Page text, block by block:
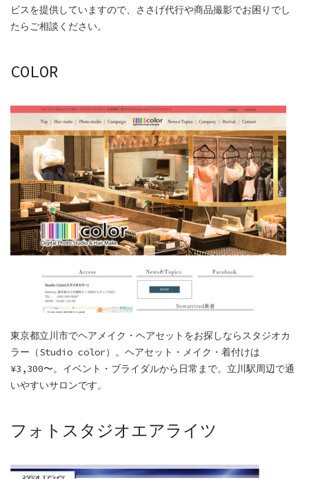
ビスを提供していますので、ささげ代行や商品撮影でお困りでし
たらご相談ください。
COLOR
東京都立川市でヘアメイク・ヘアセットをお探しならスタジオカ
ラー（Studio color）。ヘアセット・メイク・着付けは
¥3,300〜。イベント・ブライダルから日常まで。立川駅周辺で通
いやすいサロンです。
フォトスタジオエアライツ